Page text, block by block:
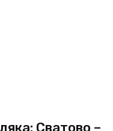
Сватово –